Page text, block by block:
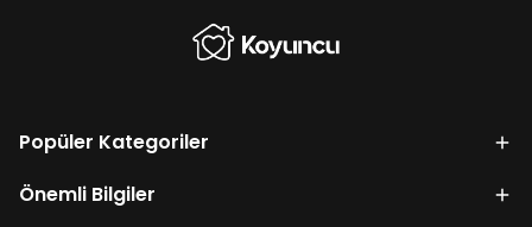
Popüler Kategoriler
Önemli Bilgiler